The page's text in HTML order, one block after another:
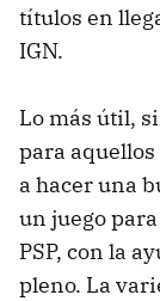
títulos en
IGN.
Lo más útil,
para
a hacer una
un juego para
PSP, con la
pleno. La